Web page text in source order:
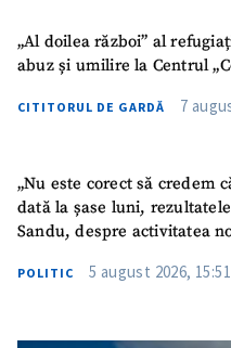
„Al doilea război” al
abuz și umilire la Centrul
CITITORUL DE GARDĂ 7
„Nu este corect să credem
dată la șase luni,
Sandu, despre activitatea
POLITIC 5 august 2026, 15:51